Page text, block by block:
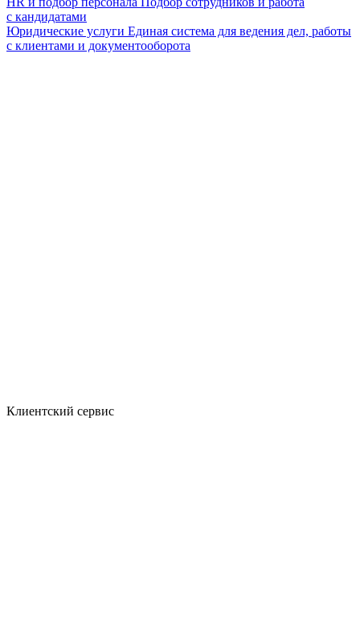
с кандидатами
Юридические услуги Единая система для ведения дел, работы
с клиентами и документооборота
Клиентский сервис